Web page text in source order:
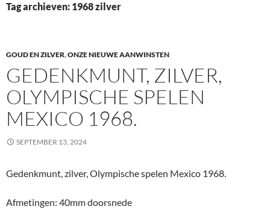
Tag archieven: 1968 zilver
GOUD EN ZILVER,ONZE NIEUWE AANWINSTEN
GEDENKMUNT, ZILVER,
OLYMPISCHE SPELEN
MEXICO 1968.
SEPTEMBER 13, 2024
Gedenkmunt, zilver, Olympische spelen Mexico 1968.
Afmetingen: 40mm doorsnede